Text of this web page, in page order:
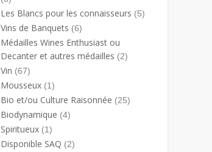
Les Blancs pour les connaisseurs (5)
Vins de Banquets (6)
Médailles Wines Enthusiast ou
Decanter et autres médailles (2)
Vin (67)
Mousseux (1)
Bio et/ou Culture Raisonnée (25)
Biodynamique (4)
Spiritueux (1)
Disponible SAQ (2)